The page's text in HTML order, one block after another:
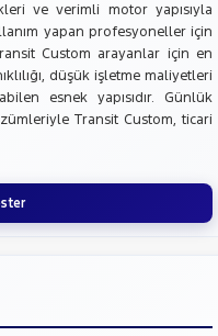
ve verimli motor yapısıyla
yapan profesyoneller için
Custom arayanlar için en
düşük işletme maliyetleri
esnek yapısıdır. Günlük
Transit Custom, ticari